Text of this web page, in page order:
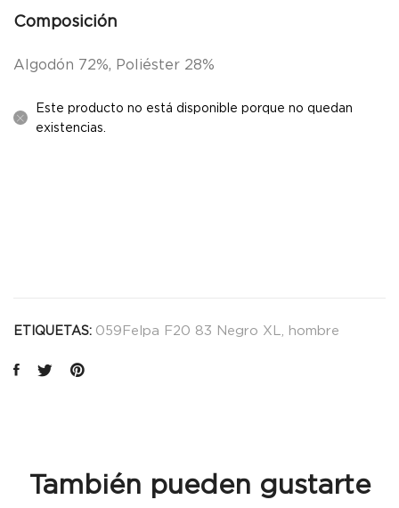
Composición
Algodón 72%, Poliéster 28%
Este producto no está disponible porque no quedan
existencias.
ETIQUETAS: 059Felpa F20 83 Negro XL hombre
También pueden gustarte